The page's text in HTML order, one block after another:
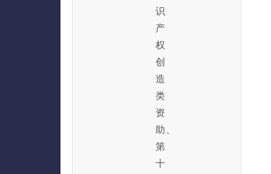
识
产
权
创
造
类
资
助、
第
十